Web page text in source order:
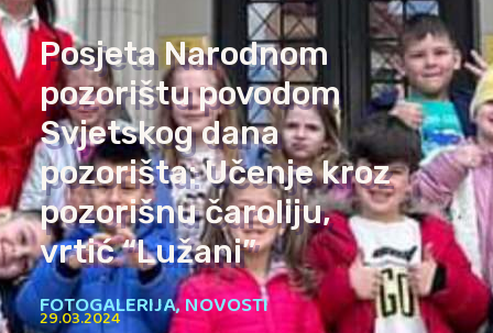
Posjeta Narodnom
pozorištu povodom
Svjetskog dana
pozorišta: Učenje kroz
pozorišnu čaroliju,
vrtić “Lužani”
FOTOGALERIJA,NOVOSTI
29.03.2024